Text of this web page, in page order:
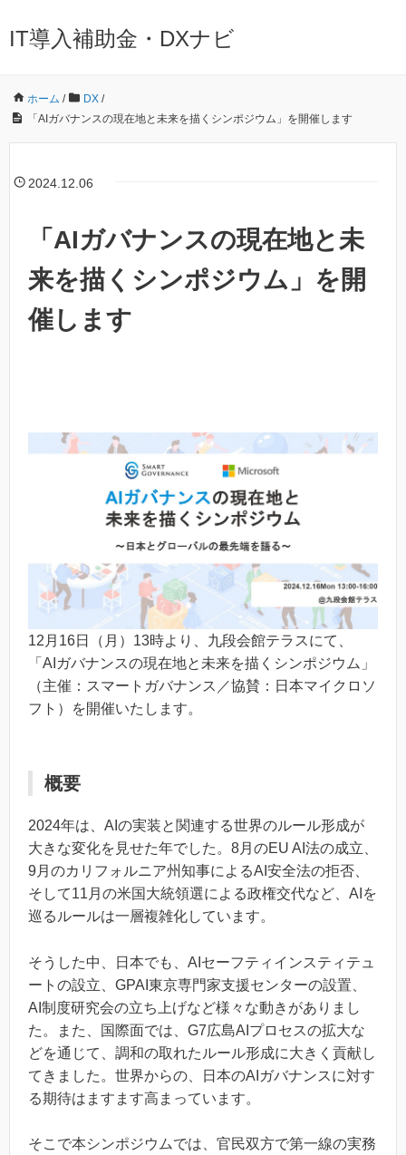
IT導入補助金・DXナビ
ホーム / DX /
「AIガバナンスの現在地と未来を描くシンポジウム」を開催します
2024.12.06
「AIガバナンスの現在地と未
来を描くシンポジウム」を開
催します
12月16日（月）13時より、九段会館テラスにて、
「AIガバナンスの現在地と未来を描くシンポジウム」
（主催：スマートガバナンス／協賛：日本マイクロソ
フト）を開催いたします。
概要
2024年は、AIの実装と関連する世界のルール形成が
大きな変化を見せた年でした。8月のEU AI法の成立、
9月のカリフォルニア州知事によるAI安全法の拒否、
そして11月の米国大統領選による政権交代など、AIを
巡るルールは一層複雑化しています。
そうした中、日本でも、AIセーフティインスティテュ
ートの設立、GPAI東京専門家支援センターの設置、
AI制度研究会の立ち上げなど様々な動きがありまし
た。また、国際面では、G7広島AIプロセスの拡大な
どを通じて、調和の取れたルール形成に大きく貢献し
てきました。世界からの、日本のAIガバナンスに対す
る期待はますます高まっています。
そこで本シンポジウムでは、官民双方で第一線の実務